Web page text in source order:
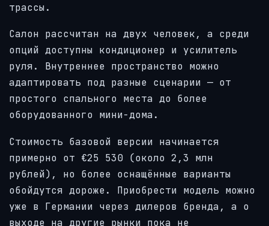
трассы.
Салон рассчитан на двух человек, а среди
опций доступны кондиционер и усилитель
руля. Внутреннее пространство можно
адаптировать под разные сценарии — от
простого спального места до более
оборудованного мини-дома.
Стоимость базовой версии начинается
примерно от €25 530 (около 2,3 млн
рублей), но более оснащённые варианты
обойдутся дороже. Приобрести модель можно
уже в Германии через дилеров бренда, а о
выходе на другие рынки пока не